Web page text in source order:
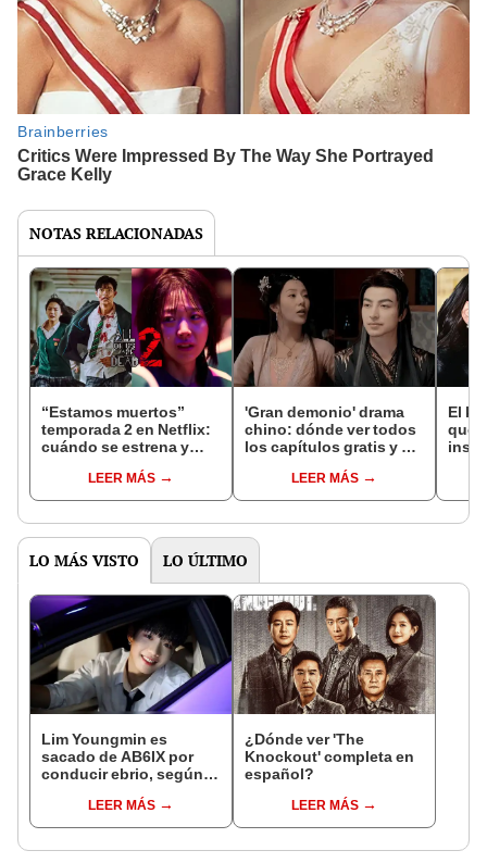
NOTAS RELACIONADAS
“Estamos muertos”
temporada 2 en Netflix:
cuándo se estrena y
temporadaLEER MÁS
'Gran demonio' drama
chino: dónde ver todos
los capítulos gratis y en
LEER MÁS
El k-
que
LO MÁS VISTO LO ÚLTIMO
Lim Youngmin es
sacado de AB6IX por
conducir ebrio, según
LEER MÁS
¿Dónde ver 'The
Knockout' completa en
español?
LEER MÁS